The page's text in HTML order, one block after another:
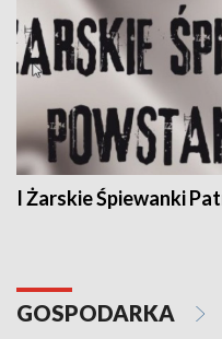
I Żarskie Śpiewanki
GOSPODARKA